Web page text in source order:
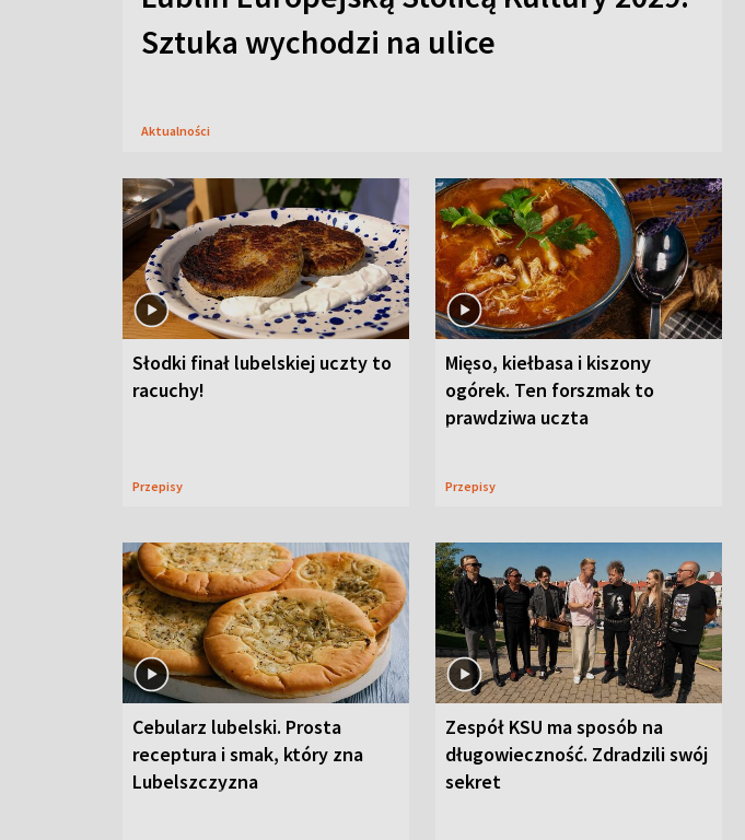
Sztuka wychodzi na ulice
Aktualności
Słodki finał lubelskiej uczty to
racuchy!
Przepisy
Mięso, kiełbasa i kiszony
ogórek. Ten forszmak to
prawdziwa uczta
Przepisy
Cebularz lubelski. Prosta
receptura i smak, który zna
Lubelszczyzna
Zespół KSU ma sposób na
długowieczność. Zdradzili swój
sekret